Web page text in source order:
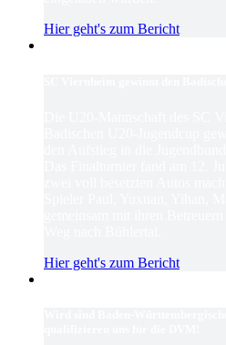
Hier geht's zum Bericht
Hier geht's zum Bericht